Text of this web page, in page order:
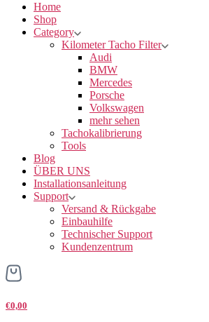
Home
Shop
Category
Kilometer Tacho Filter
Audi
BMW
Mercedes
Porsche
Volkswagen
mehr sehen
Tachokalibrierung
Tools
Blog
ÜBER UNS
Installationsanleitung
Support
Versand & Rückgabe
Einbauhilfe
Technischer Support
Kundenzentrum
€0,00